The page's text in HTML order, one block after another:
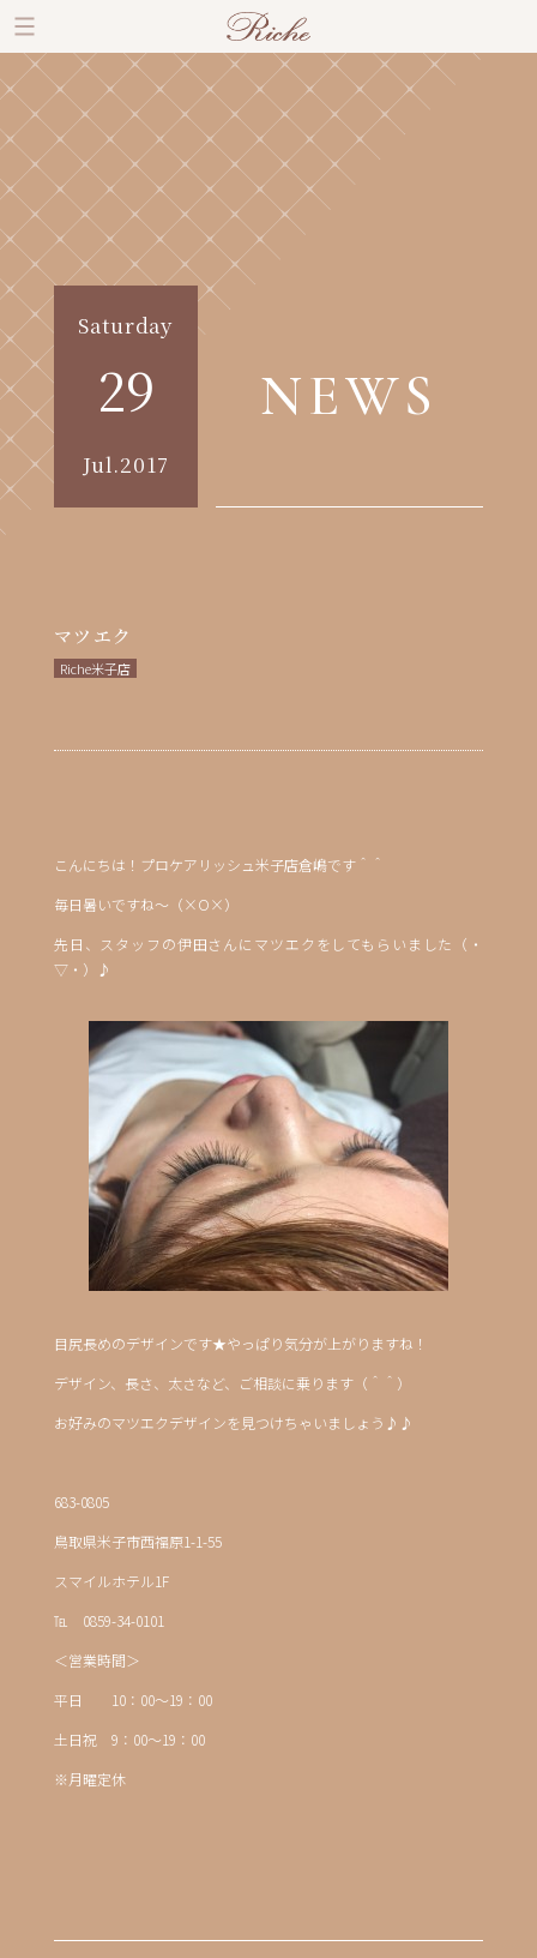
Saturday
29
Jul.2017
NEWS
マツエク
Riche米子店
こんにちは！プロケアリッシュ米子店倉嶋です＾＾
毎日暑いですね～（×O×）
先日、スタッフの伊田さんにマツエクをしてもらいました（・
▽・）♪
目尻長めのデザインです★やっぱり気分が上がりますね！
デザイン、長さ、太さなど、ご相談に乗ります（＾＾）
お好みのマツエクデザインを見つけちゃいましょう♪♪
683-0805
鳥取県米子市西福原1-1-55
スマイルホテル1F
℡ 0859-34-0101
＜営業時間＞
平日 10：00～19：00
土日祝 9：00～19：00
※月曜定休